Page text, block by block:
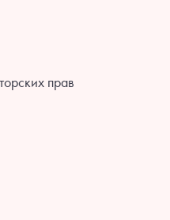
прав